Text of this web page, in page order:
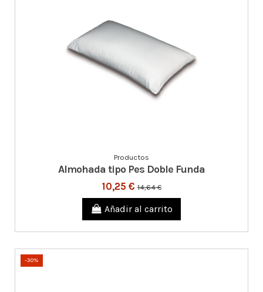
Productos
Almohada tipo Pes Doble Funda
10,25 €14,64 €
Añadir al carrito
-30%